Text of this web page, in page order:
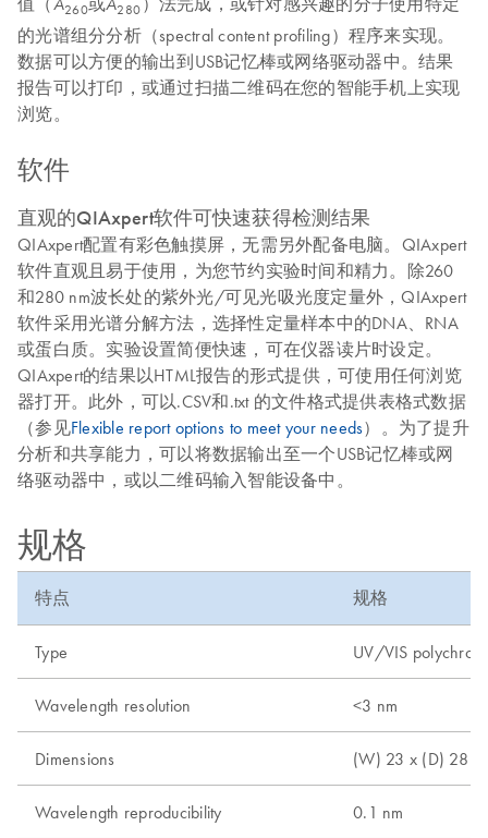
A260 A280
的光谱组分分析（spectral content profiling）程序来实现。
数据可以方便的输出到USB记忆棒或网络驱动器中。结果
报告可以打印，或通过扫描二维码在您的智能手机上实现
浏览。
软件
直观的QIAxpert软件可快速获得检测结果
QIAxpert配置有彩色触摸屏，无需另外配备电脑。QIAxpert
软件直观且易于使用，为您节约实验时间和精力。除260
和280 nm波长处的紫外光/可见光吸光度定量外，QIAxpert
软件采用光谱分解方法，选择性定量样本中的DNA、RNA
或蛋白质。实验设置简便快速，可在仪器读片时设定。
QIAxpert的结果以HTML报告的形式提供，可使用任何浏览
器打开。此外，可以.CSV和.txt 的文件格式提供表格式数据
（参见Flexible report options to meet your needs）。为了提升
分析和共享能力，可以将数据输出至一个USB记忆棒或网
络驱动器中，或以二维码输入智能设备中。
规格
特点 规格
Type UV/VIS
Wavelength resolution <3 nm
Dimensions (W) 23 x (D) 28 x
Wavelength reproducibility 0.1 nm